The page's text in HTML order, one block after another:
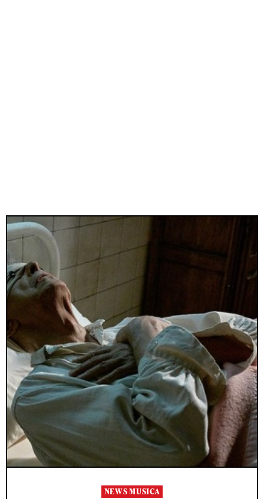
NEWS MUSICA